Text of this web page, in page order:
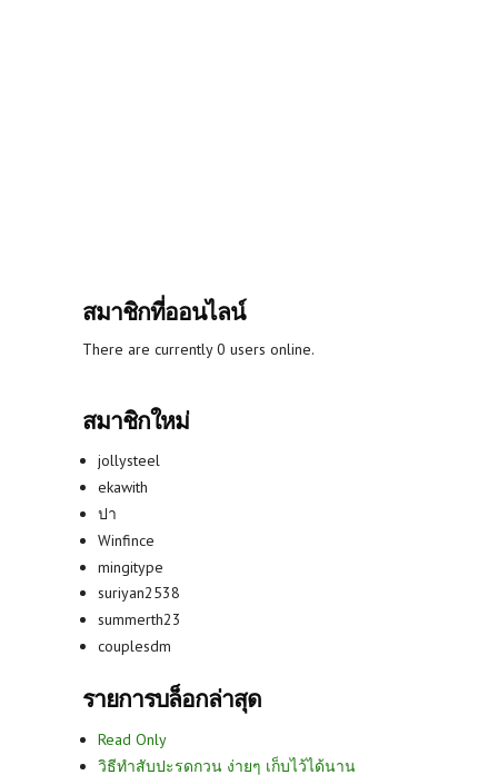
สมาชิกที่ออนไลน์
There are currently 0 users online.
สมาชิกใหม่
jollysteel
ekawith
ปา
Winfince
mingitype
suriyan2538
summerth23
couplesdm
รายการบล็อกล่าสุด
Read Only
วิธีทำสับปะรดกวน ง่ายๆ เก็บไว้ได้นาน